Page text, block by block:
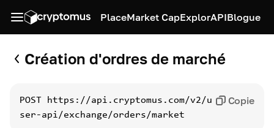
PlaceMarket CapExplorAPIBlogue
Création d'ordres de marché
POST
https://api.cryptomus.com/v2/u
ser-api/exchange/orders/market
Copie